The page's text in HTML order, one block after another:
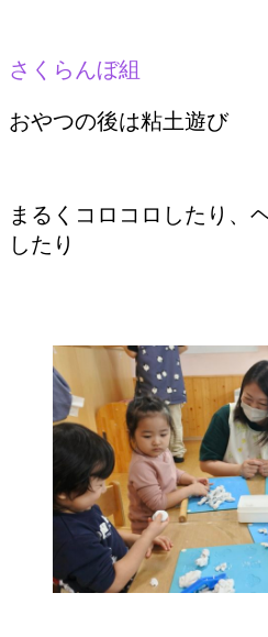
さくらんぼ組
おやつの後は粘土遊び
まるくコロコロしたり、
したり